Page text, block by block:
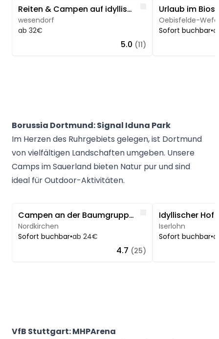
Reiten & Campen auf idyllischem Reiterhof LG Heide
wesendorf
ab 32€
Like
5.0 (11)
Sofort buchbar•
Borussia Dortmund: Signal Iduna Park
Im Herzen des Ruhrgebiets gelegen, ist Dortmund
von vielfältigen Landschaften umgeben. Unsere
Camps im Sauerland bieten Natur pur und sind
ideal für Outdoor-Aktivitäten.
Campen an der Baumgruppe umgeben von Feldern
Nordkirchen
Sofort buchbar•ab 24€
Like
4.7 (25)
Iserlohn
Sofort buchbar•
VfB Stuttgart: MHPArena